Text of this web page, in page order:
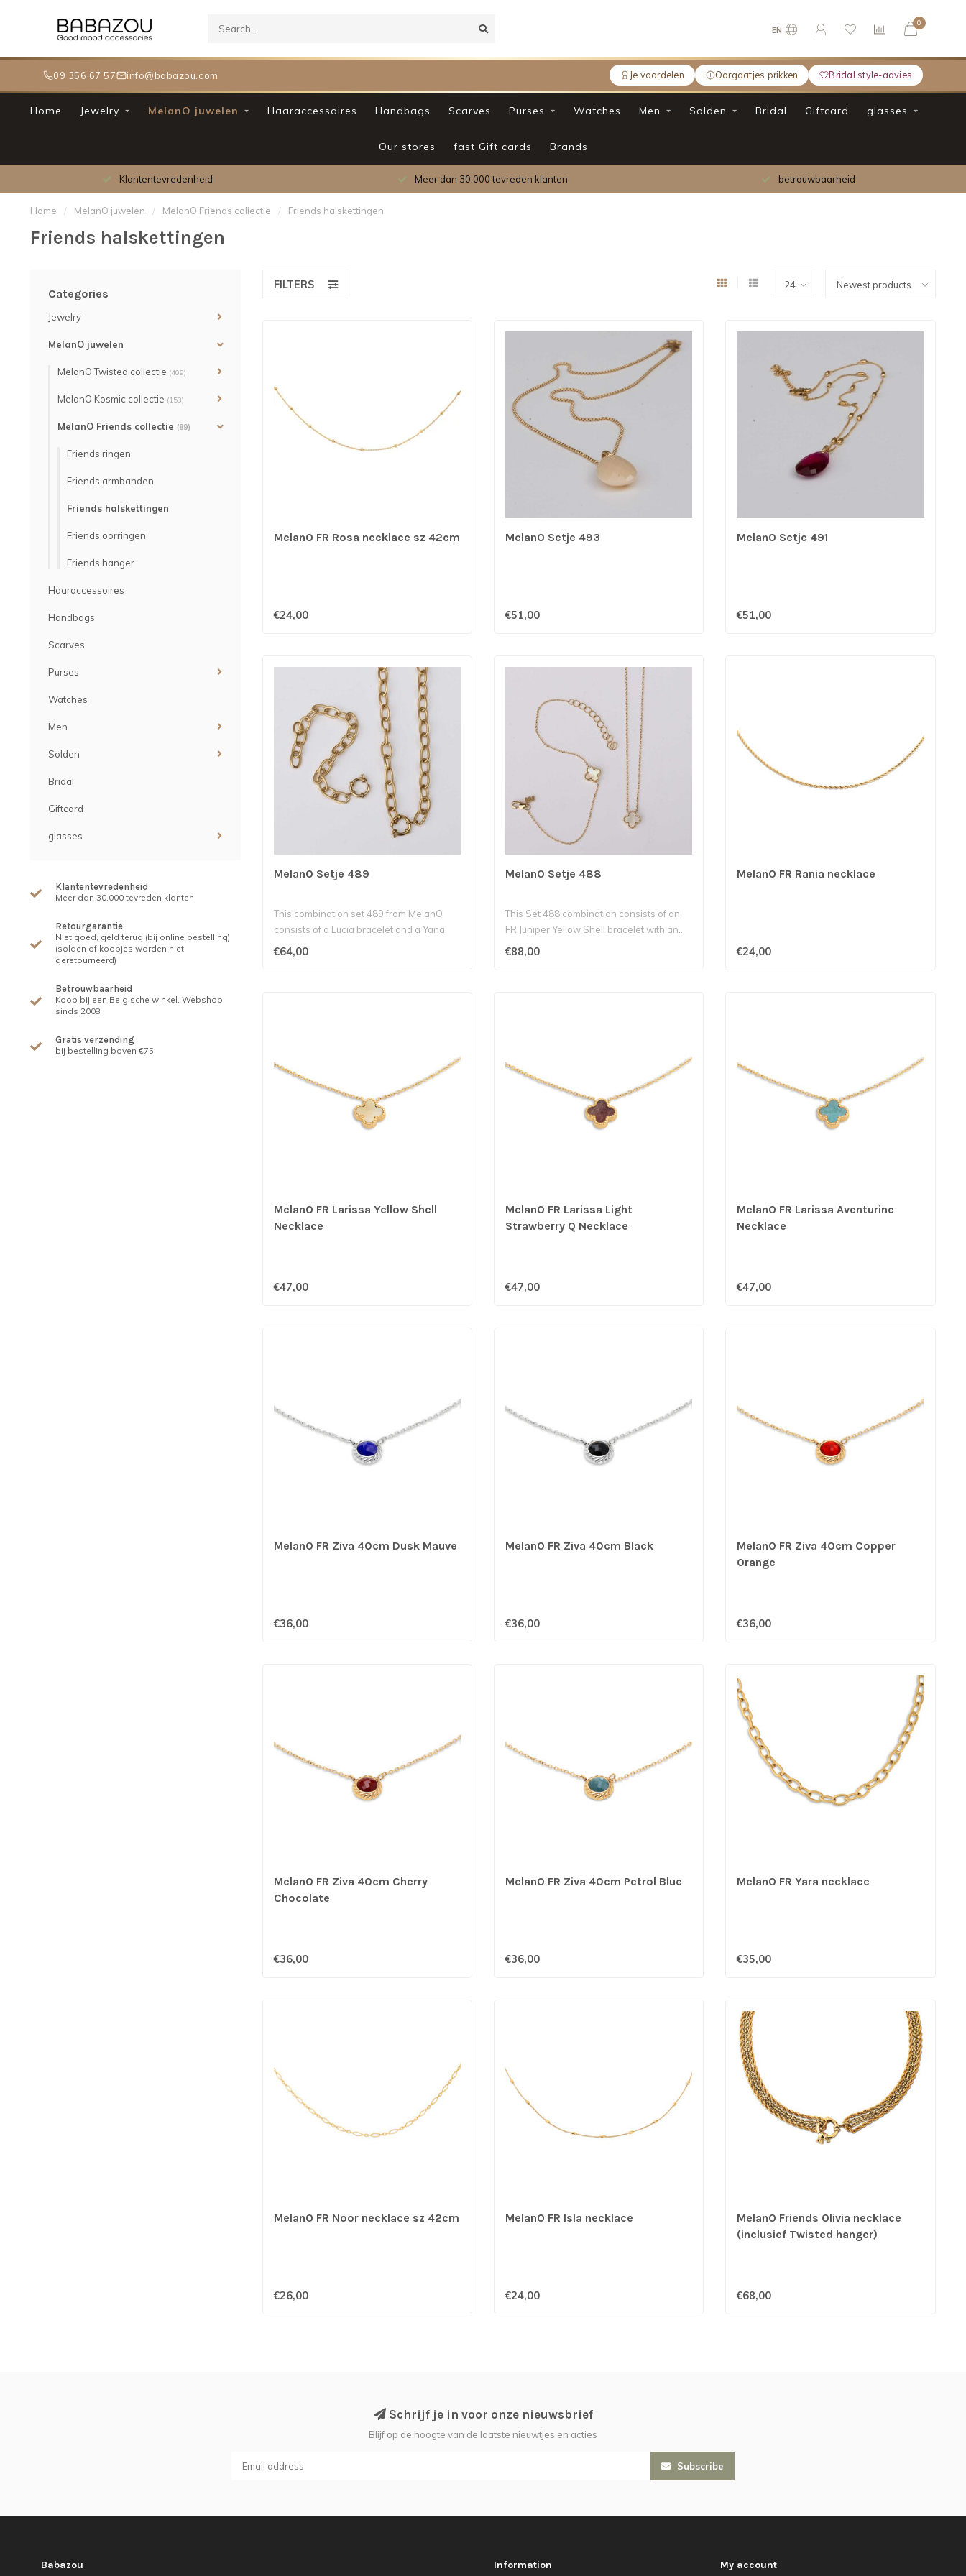
09 356 67 57 info@babazou.com Je voordelen Oorgaatjes prikken Bridal style-advies
EN
0
Home Jewelry MelanO juwelen Haaraccessoires Handbags Scarves Purses Watches Men Solden Bridal Giftcard glasses
Our stores fast Gift cards Brands
Meer dan 30.000 tevreden klanten betrouwbaarheid Gratis verzending bij bestelling boven €75
Home / MelanO juwelen / MelanO Friends collectie / Friends halskettingen
Friends halskettingen
Categories
Jewelry
MelanO juwelen
MelanO Twisted collectie (409)
MelanO Kosmic collectie (153)
MelanO Friends collectie (89)
Friends ringen
Friends armbanden
Friends halskettingen
Friends oorringen
Friends hanger
Haaraccessoires
Handbags
Scarves
Purses
Watches
Men
Solden
Bridal
Giftcard
glasses
Klantentevredenheid
Meer dan 30.000 tevreden klanten
Retourgarantie
Niet goed, geld terug (bij online bestelling)
(solden of koopjes worden niet
geretourneerd)
Betrouwbaarheid
Koop bij een Belgische winkel. Webshop
sinds 2008
Gratis verzending
bij bestelling boven €75
FILTERS
MelanO FR Rosa necklace sz 42cm
€24,00
MelanO Setje 493
€51,00
MelanO Setje 491
€51,00
MelanO Setje 489
This combination set 489 from MelanO
consists of a Lucia bracelet and a Yana
nec..
€64,00
MelanO Setje 488
This Set 488 combination consists of an
FR Juniper Yellow Shell bracelet with an..
€88,00
MelanO FR Rania necklace
€24,00
MelanO FR Larissa Yellow Shell
Necklace
€47,00
MelanO FR Larissa Light
Strawberry Q Necklace
€47,00
MelanO FR Larissa Aventurine
Necklace
€47,00
MelanO FR Ziva 40cm Dusk Mauve
€36,00
MelanO FR Ziva 40cm Black
€36,00
MelanO FR Ziva 40cm Copper
Orange
€36,00
MelanO FR Ziva 40cm Cherry
Chocolate
€36,00
MelanO FR Ziva 40cm Petrol Blue
€36,00
MelanO FR Yara necklace
€35,00
MelanO FR Noor necklace sz 42cm
€26,00
MelanO FR Isla necklace
€24,00
MelanO Friends Olivia necklace
(inclusief Twisted hanger)
€68,00
Schrijf je in voor onze nieuwsbrief
Blijf op de hoogte van de laatste nieuwtjes en acties
Subscribe
Babazou Information My account